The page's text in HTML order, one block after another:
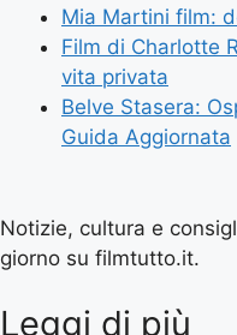
Mia Martini film:
Film di Charlotte
vita privata
Belve Stasera:
Guida Aggiornata
Notizie, cultura e
giorno su filmtutto.it.
Leggi di più